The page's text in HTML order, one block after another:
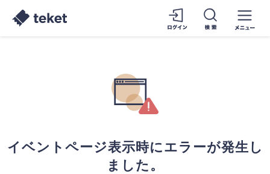
イベントページ表示時にエラーが発生し
ました。